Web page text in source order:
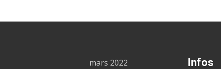
mars 2022
Infos